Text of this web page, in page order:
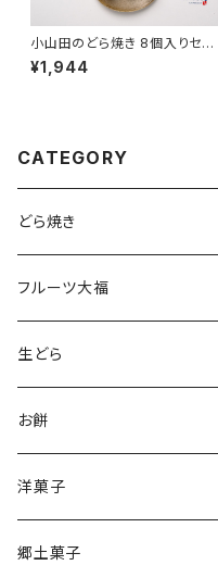
小山田のどら焼き 8個入りセット
【常温便】どら焼 小豆 白餡 抹茶
ギフト おもたせ 九州 宮崎 都城
¥1,944
CATEGORY
どら焼き
フルーツ大福
生どら
お餅
洋菓子
郷土菓子